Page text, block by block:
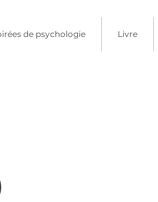
de psychologie Livre